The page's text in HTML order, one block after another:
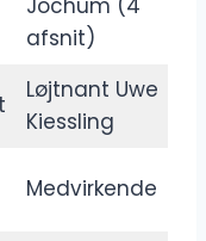
Jochum (4
afsnit)
Løjtnant Uwe
Kiessling
Medvirkende